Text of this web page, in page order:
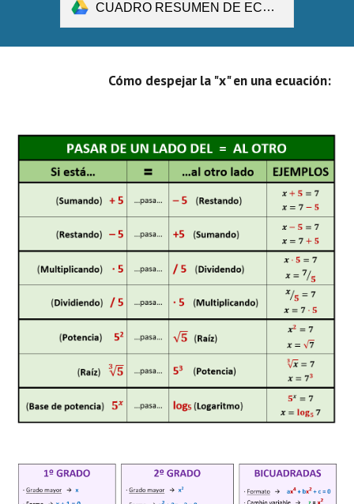
CUADRO RESUMEN DE ECUACIONES.pdf
Cómo despejar la "x" en una ecuación: